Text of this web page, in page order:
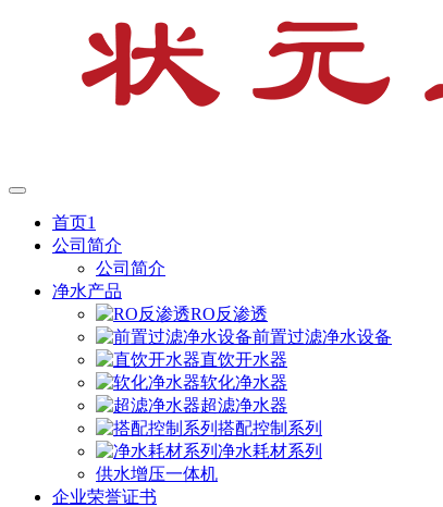
首页1
公司简介
公司简介
净水产品
RO反渗透
前置过滤净水设备
直饮开水器
软化净水器
超滤净水器
搭配控制系列
净水耗材系列
供水增压一体机
企业荣誉证书